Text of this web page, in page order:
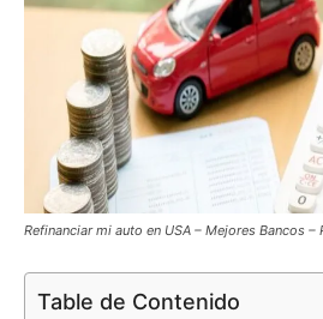
Refinanciar mi auto en USA – Mejores Bancos –
Table de Contenido